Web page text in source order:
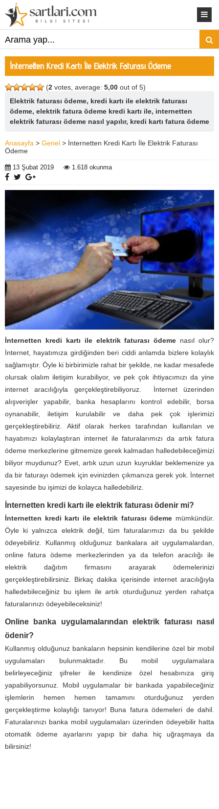
İnternetten Kredi Kartı İle Elektrik Faturası Ödeme
(2 votes, average: 5,00 out of 5)
Elektrik faturası ödeme, kredi kartı ile elektrik faturası
ödeme, elektrik fatura ödeme kredi kartı ile, internetten
elektrik faturası ödeme nasıl yapılır, kredi kartı fatura ödeme
Anasayfa > Genel > İnternetten Kredi Kartı İle Elektrik Faturası
Ödeme
13 Şubat 2019 1.618 okunma
İnternetten kredi kartı ile elektrik faturası ödeme nasıl olur?
İnternet, hayatımıza girdiğinden beri ciddi anlamda bizlere kolaylık
sağlamıştır. Öyle ki birbirimizle rahat bir şekilde, ne kadar mesafede
olursak olalım iletişim kurabiliyor, ve pek çok ihtiyacımızı da yine
internet aracılığıyla gerçekleştirebiliyoruz. İnternet üzerinden
alışverişler yapabilir, banka hesaplarını kontrol edebilir, borsa
oynanabilir, iletişim kurulabilir ve daha pek çok işlerimizi
gerçekleştirebiliriz. Aktif olarak herkes tarafından kullanılan ve
hayatımızı kolaylaştıran internet ile faturalarımızı da artık fatura
ödeme merkezlerine gitmemize gerek kalmadan halledebileceğimizi
biliyor muydunuz? Evet, artık uzun uzun kuyruklar beklemenize ya
da bir faturayı ödemek için evinizden çıkmanıza gerek yok. İnternet
sayesinde bu işimizi de kolayca halledebiliriz.
İnternetten kredi kartı ile elektrik faturası ödenir mi?
İnternetten kredi kartı ile elektrik faturası ödeme mümkündür.
Öyle ki yalnızca elektrik değil, tüm faturalarımızı da bu şekilde
ödeyebiliriz. Kullanmış olduğunuz bankalara ait uygulamalardan,
online fatura ödeme merkezlerinden ya da telefon aracılığı ile
elektrik dağıtım firmasını arayarak ödemelerinizi
gerçekleştirebilirsiniz. Birkaç dakika içerisinde internet aracılığıyla
halledebileceğiniz bu işlem ile artık oturduğunuz yerden rahatça
faturalarınızı ödeyebileceksiniz!
Online banka uygulamalarından elektrik faturası nasıl
ödenir?
Kullanmış olduğunuz bankaların hepsinin kendilerine özel bir mobil
uygulamaları bulunmaktadır. Bu mobil uygulamalara
belirleyeceğiniz şifreler ile kendinize özel hesabınıza giriş
yapabiliyorsunuz. Mobil uygulamalar bir bankada yapabileceğiniz
işlemlerin hemen hemen tamamını oturduğunuz yerden
gerçekleştirme kolaylığı tanıyor! Buna fatura ödemeleri de dahil.
Faturalarınızı banka mobil uygulamaları üzerinden ödeyebilir hatta
otomatik ödeme ayarlarını yapıp bir daha hiç uğraşmaya da
bilirsiniz!